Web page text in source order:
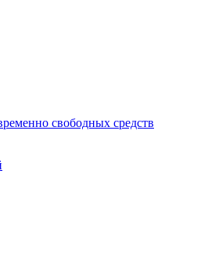
свободных средств